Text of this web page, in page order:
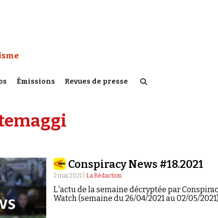
:
Émissions Revues de presse
Conspiracy News #18.2021
2 mai 2021 | La Rédaction
L'actu de la semaine décryptée par
Watch (semaine du 26/04/2021 au 02/05/